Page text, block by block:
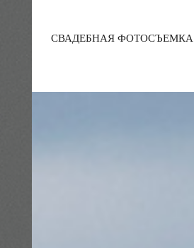
СВАДЕБНАЯ ФОТОСЪЕМКА